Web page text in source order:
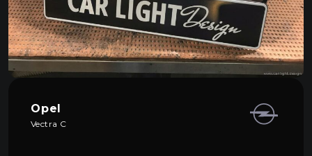
Про автосвет
0
Все категории
Контакты
Opel
Vectra C